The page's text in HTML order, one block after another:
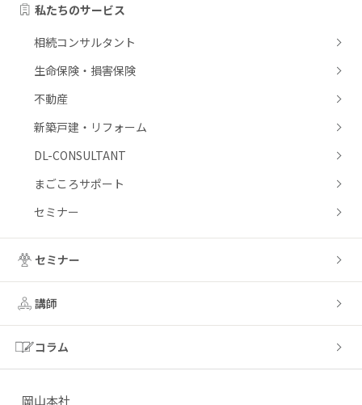
私たちのサービス
相続コンサルタント
生命保険・損害保険
不動産
新築戸建・リフォーム
DL-CONSULTANT
まごころサポート
セミナー
セミナー
講師
コラム
岡山本社